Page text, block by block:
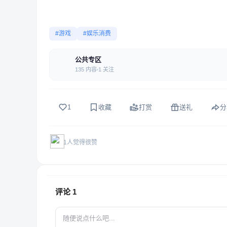
#游戏 #娱乐消费
公共专区
135 内容 1 关注
1 收藏 打赏 送礼
1人觉得很赞
评论 1